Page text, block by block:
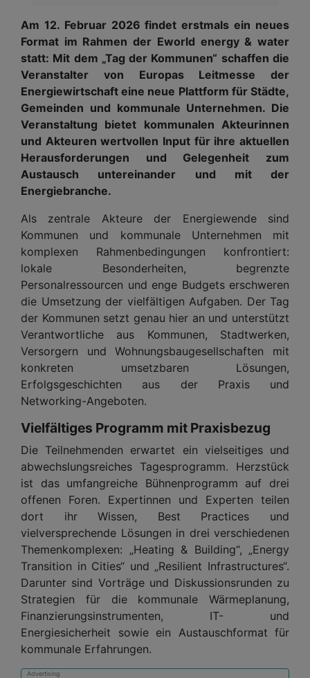
Am 12. Februar 2026 findet erstmals ein neues
Format im Rahmen der Eworld energy & water
statt: Mit dem „Tag der Kommunen“ schaffen die
Veranstalter von Europas Leitmesse der
Energiewirtschaft eine neue Plattform für Städte,
Gemeinden und kommunale Unternehmen. Die
Veranstaltung bietet kommunalen Akteurinnen
und Akteuren wertvollen Input für ihre aktuellen
Herausforderungen und Gelegenheit zum
Austausch untereinander und mit der
Energiebranche.
Als zentrale Akteure der Energiewende sind
Kommunen und kommunale Unternehmen mit
komplexen Rahmenbedingungen konfrontiert:
lokale Besonderheiten, begrenzte
Personalressourcen und enge Budgets erschweren
die Umsetzung der vielfältigen Aufgaben. Der Tag
der Kommunen setzt genau hier an und unterstützt
Verantwortliche aus Kommunen, Stadtwerken,
Versorgern und Wohnungsbaugesellschaften mit
konkreten umsetzbaren Lösungen,
Erfolgsgeschichten aus der Praxis und
Networking-Angeboten.
Vielfältiges Programm mit Praxisbezug
Die Teilnehmenden erwartet ein vielseitiges und
abwechslungsreiches Tagesprogramm. Herzstück
ist das umfangreiche Bühnenprogramm auf drei
offenen Foren. Expertinnen und Experten teilen
dort ihr Wissen, Best Practices und
vielversprechende Lösungen in drei verschiedenen
Themenkomplexen: „Heating & Building“, „Energy
Transition in Cities“ und „Resilient Infrastructures“.
Darunter sind Vorträge und Diskussionsrunden zu
Strategien für die kommunale Wärmeplanung,
Finanzierungsinstrumenten, IT- und
Energiesicherheit sowie ein Austauschformat für
kommunale Erfahrungen.
Advertising